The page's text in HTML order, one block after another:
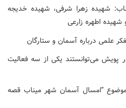
شهیده زهرا شرفی، شهیده خدیجه
اطهره زارعی
علمی درباره آسمان و ستارگان
پویش می‌توانستند یکی از سه فعالیت
با موضوع “امسال آسمان شهر میناب قصه